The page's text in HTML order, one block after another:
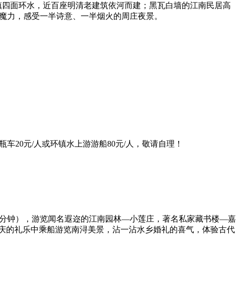
面环水，近百座明清老建筑依河而建；黑瓦白墙的江南民居高
，感受一半诗意、一半烟火的周庄夜景。
20元/人或环镇水上游游船80元/人，敬请自理！
分钟），游览闻名遐迩的江南园林—小莲庄，著名私家藏书楼—嘉
礼乐中乘船游览南浔美景，沾一沾水乡婚礼的喜气，体验古代